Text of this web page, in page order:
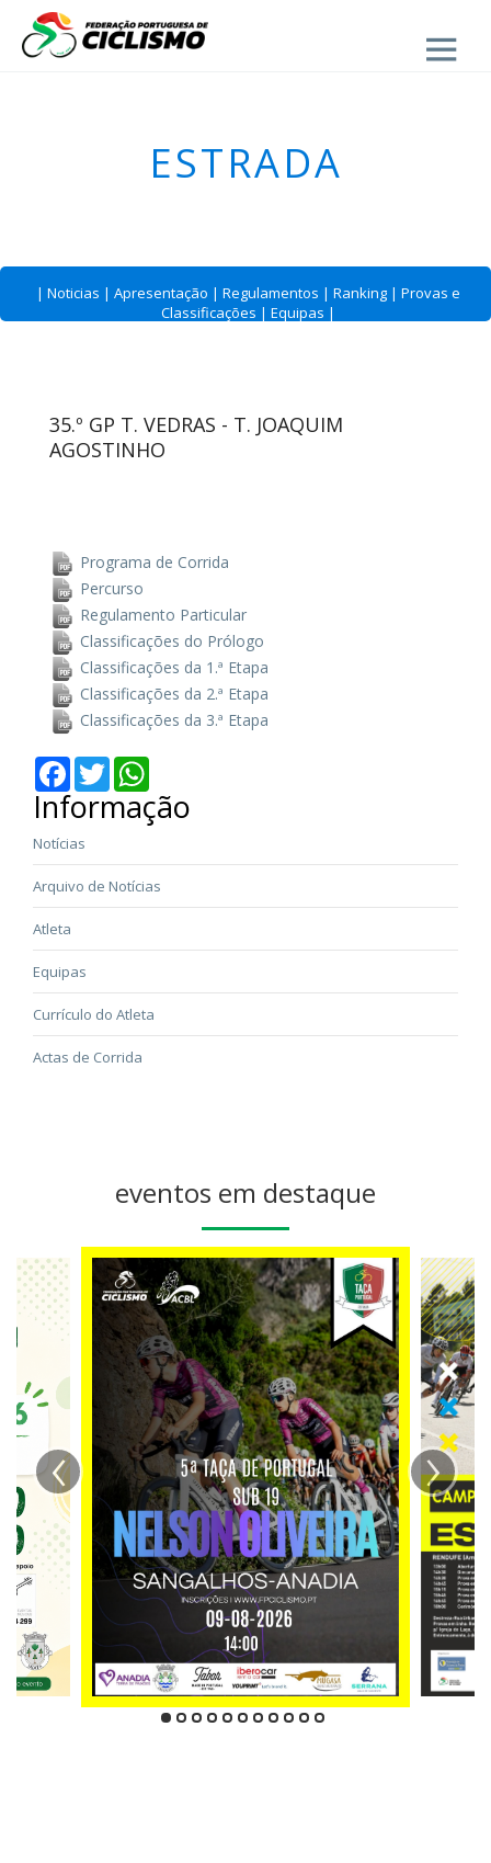
Close
ESTRADA
| Noticias | Apresentação | Regulamentos | Ranking | Provas e
Classificações | Equipas |
35.º GP T. VEDRAS - T. JOAQUIM
AGOSTINHO
Programa de Corrida
Percurso
Regulamento Particular
Classificações do Prólogo
Classificações da 1.ª Etapa
Classificações da 2.ª Etapa
Classificações da 3.ª Etapa
Facebook
Twitter
Informação
Notícias
Arquivo de Notícias
Atleta
Equipas
Currículo do Atleta
Actas de Corrida
eventos em destaque
‹ ›